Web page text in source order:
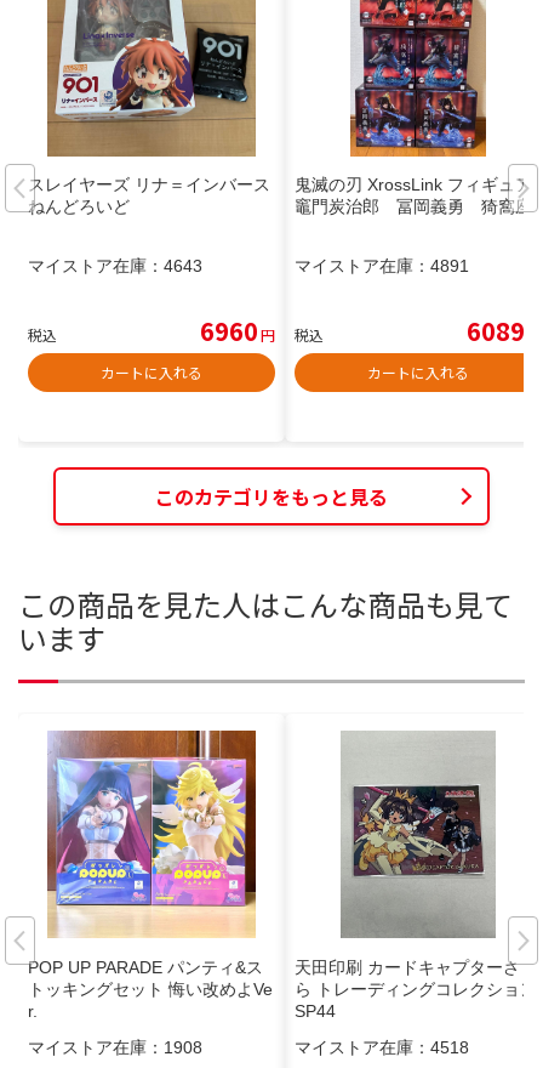
スレイヤーズ リナ＝インバース
ねんどろいど
マイストア在庫： 4643
税込 6960円
カートに入れる
鬼滅の刃 XrossLink フィギュア
竈門炭治郎 冨岡義勇 猗窩座
マイストア在庫： 4891
税込 6089
カートに入れる
このカテゴリをもっと見る
この商品を見た人はこんな商品も見て
います
POP UP PARADE パンティ&ス
トッキングセット 悔い改めよVe
r.
マイストア在庫： 1908
天田印刷 カードキャプターさく
ら トレーディングコレクション
SP44
マイストア在庫： 4518